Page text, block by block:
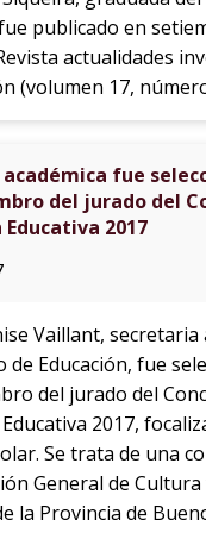
publicado en
actualidades
(volumen 17,
fue
del jurado del
2017
Vaillant, secretaria
Educación, fue
del jurado del
2017,
Se trata de una
General de Cultura
la Provincia de